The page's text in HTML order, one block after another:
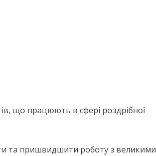
що працюють в сфері роздрібної
та пришвидшити роботу з великими